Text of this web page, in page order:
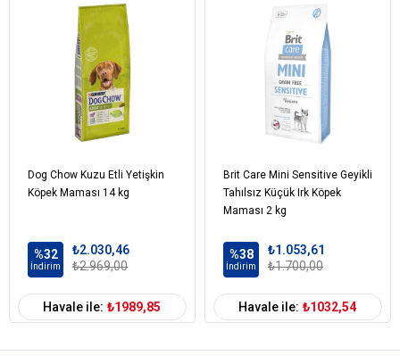
Hidrolize Edilmiş Hayvansal Proteinler
Şeker Pancarı
Mısır Kepeği
Balık Yağı
Sebze Posası
Potasyum Klorür
Tetrasodyum Pirofosfat
Bol Bioflavonoidli Narenciye Özleri
Köpek Yaş
Aralığı
Yetişkin (1-7 Yaş)
Formu
Dog Chow Kuzu Etli Yetişkin
Köpek Maması 14 kg
%32
İndirim
₺2.030,46
₺2.969,00
Havale ile: ₺1989,85
Brit Care Mini Sensitive Geyikli
Tahılsız Küçük Irk Köpek
Maması 2 kg
%38
İndirim
₺1.053,61
₺1.700,00
Havale ile: ₺1032,54